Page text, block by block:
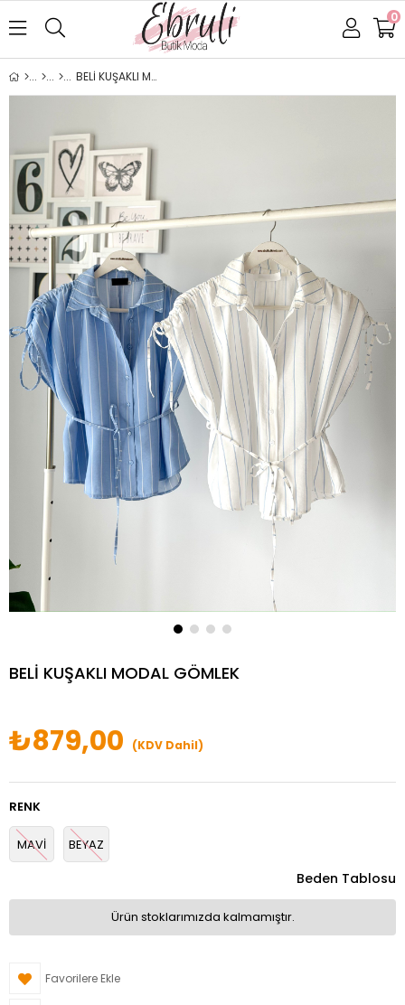
0
BELİ KUŞAKLI MODAL GÖMLEK
BELİ KUŞAKLI MODAL GÖMLEK
₺879,00 (KDV Dahil)
RENK
MAVİ BEYAZ
Beden Tablosu
Ürün stoklarımızda kalmamıştır.
Favorilere Ekle